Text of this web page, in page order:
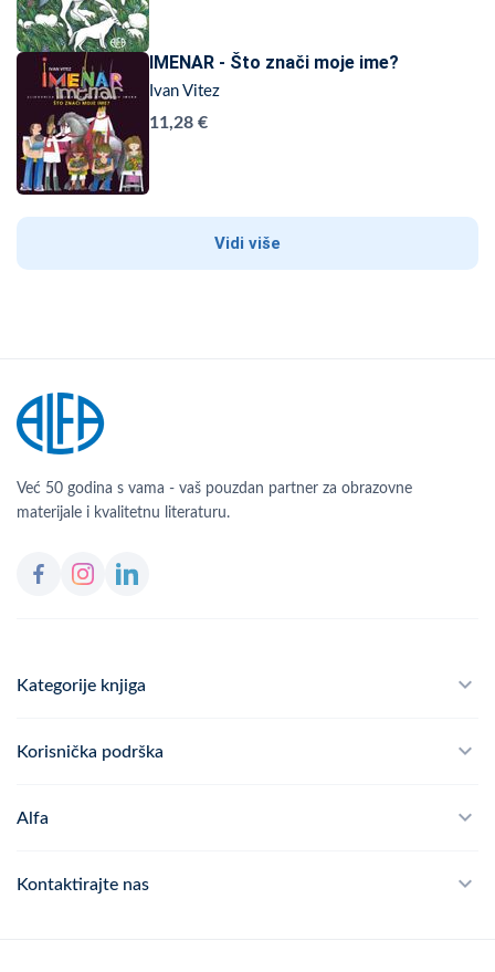
IMENAR - Što znači moje ime?
Ivan Vitez
11,28 €
Vidi više
Već 50 godina s vama - vaš pouzdan partner za obrazovne
materijale i kvalitetnu literaturu.
Kategorije knjiga
Školski program
Korisnička podrška
Često postavljana pitanja
Alfa
Politika privatnosti
Kontaktirajte nas